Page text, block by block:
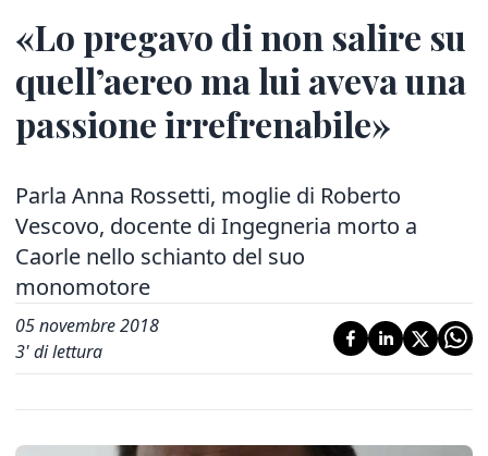
«Lo pregavo di non salire su
quell’aereo ma lui aveva una
passione irrefrenabile»
Parla Anna Rossetti, moglie di Roberto
Vescovo, docente di Ingegneria morto a
Caorle nello schianto del suo
monomotore
05 novembre 2018
3' di lettura